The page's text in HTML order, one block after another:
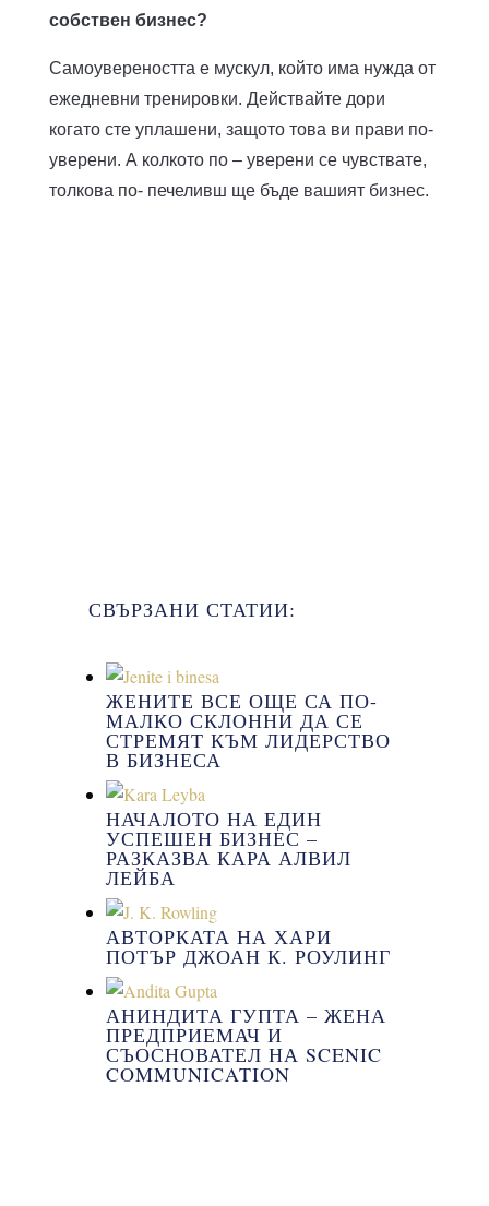
собствен бизнес?
Самоувереността е мускул, който има нужда от
ежедневни тренировки. Действайте дори
когато сте уплашени, защото това ви прави по-
уверени. А колкото по – уверени се чувствате,
толкова по- печеливш ще бъде вашият бизнес.
СВЪРЗАНИ СТАТИИ:
ЖЕНИТЕ ВСЕ ОЩЕ СА ПО-
МАЛКО СКЛОННИ ДА СЕ
СТРЕМЯТ КЪМ ЛИДЕРСТВО
В БИЗНЕСА
НАЧАЛОТО НА ЕДИН
УСПЕШЕН БИЗНЕС –
РАЗКАЗВА КАРА АЛВИЛ
ЛЕЙБА
АВТОРКАТА НА ХАРИ
ПОТЪР ДЖОАН К. РОУЛИНГ
АНИНДИТА ГУПТА – ЖЕНА
ПРЕДПРИЕМАЧ И
СЪОСНОВАТЕЛ НА SCENIC
COMMUNICATION